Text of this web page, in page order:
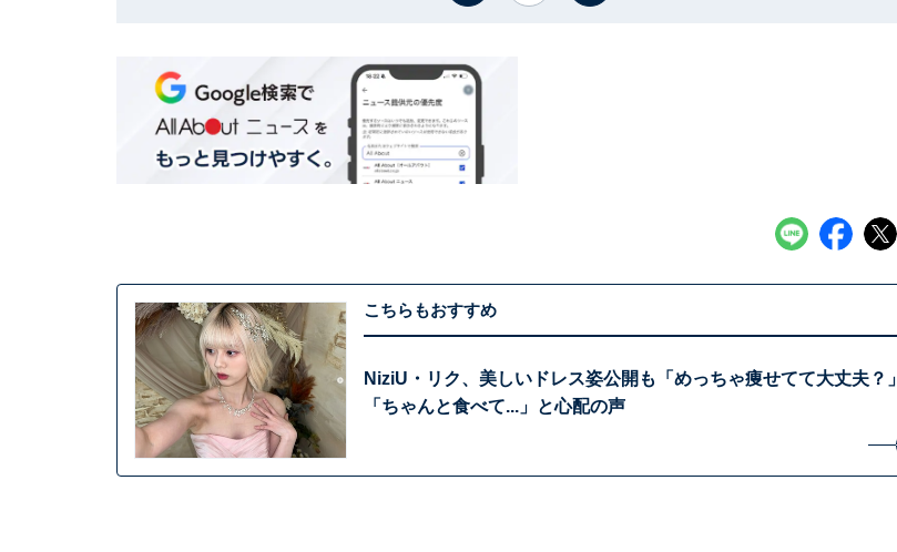
こちらもおすすめ
NiziU・リク、美しいドレス姿公開も「めっちゃ痩せてて大丈夫？」
「ちゃんと食べて...」と心配の声